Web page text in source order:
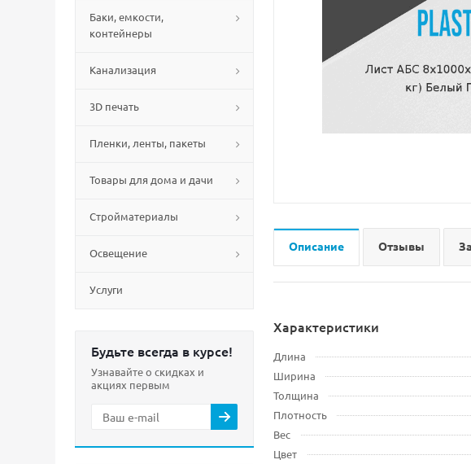
Баки, емкости,
контейнеры
Канализация
3D печать
Пленки, ленты, пакеты
Товары для дома и дачи
Стройматериалы
Освещение
Услуги
Будьте всегда в курсе!
Узнавайте о скидках и
акциях первым
Описание Отзывы
Характеристики
Длина
Ширина
Толщина
Плотность
Вес
Цвет